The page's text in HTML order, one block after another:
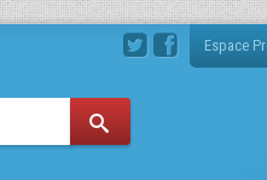
Espace